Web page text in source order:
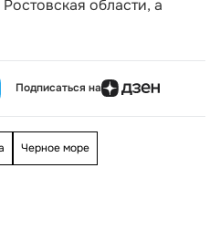
области, а
Подписаться на
Черное море